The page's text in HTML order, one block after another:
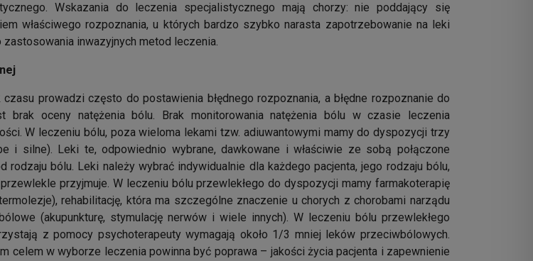
Wskazania do leczenia specjalistycznego mają chorzy: nie poddający się
właściwego rozpoznania, u których bardzo szybko narasta zapotrzebowanie na leki
inwazyjnych metod leczenia.
prowadzi często do postawienia błędnego rozpoznania, a błędne rozpoznanie do
brak oceny natężenia bólu. Brak monitorowania natężenia bólu w czasie leczenia
W leczeniu bólu, poza wieloma lekami tzw. adiuwantowymi mamy do dyspozycji trzy
i silne). Leki te, odpowiednio wybrane, dawkowane i właściwie ze sobą połączone
bólu. Leki należy wybrać indywidualnie dla każdego pacjenta, jego rodzaju bólu,
przyjmuje. W leczeniu bólu przewlekłego do dyspozycji mamy farmakoterapię
rehabilitację, która ma szczególne znaczenie u chorych z chorobami narządu
(akupunkturę, stymulację nerwów i wiele innych). W leczeniu bólu przewlekłego
z pomocy psychoterapeuty wymagają około 1/3 mniej leków przeciwbólowych.
celem w wyborze leczenia powinna być poprawa – jakości życia pacjenta i zapewnienie